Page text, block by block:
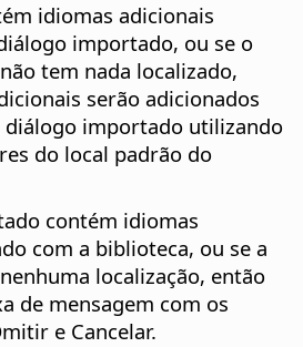
idiomas adicionais
importado, ou se o
tem nada localizado,
serão adicionados
diálogo importado utilizando
do local padrão do
contém idiomas
com a biblioteca, ou se a
localização, então
de mensagem com os
e Cancelar.